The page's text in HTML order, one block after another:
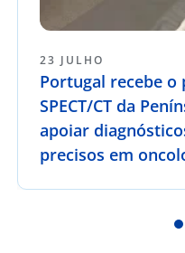
23 JULHO
Portugal recebe
SPECT/CT da
apoiar
precisos em